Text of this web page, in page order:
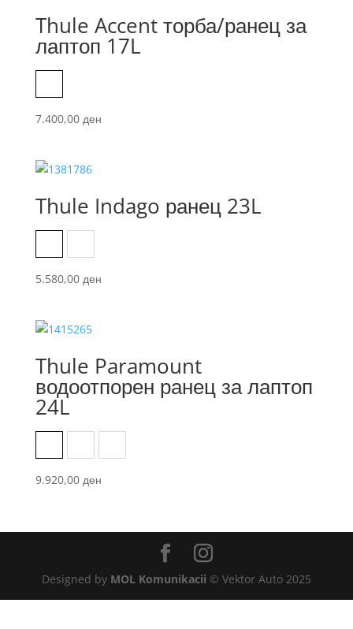
Thule Accent торба/ранец за
лаптоп 17L
7.400,00 ден
Thule Indago ранец 23L
5.580,00 ден
Thule Paramount
водоотпорен ранец за лаптоп
24L
9.920,00 ден
Designed by MOL Komunikacii © Vektor Auto 2025